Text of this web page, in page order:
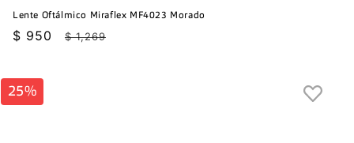
Lente Oftálmico Miraflex MF4023 Morado
Precio
$ 950
Precio
$ 1,269
25%